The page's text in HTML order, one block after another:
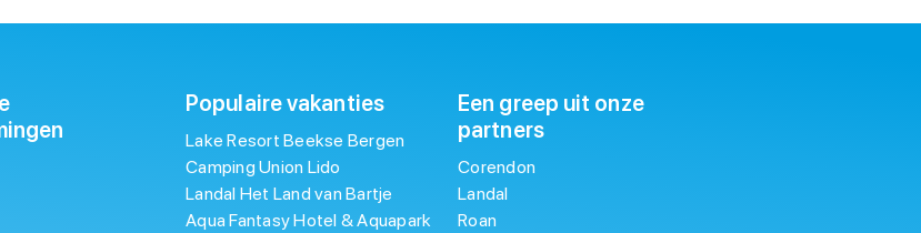
Populaire vakanties
Lake Resort Beekse Bergen
Camping Union Lido
Landal Het Land van Bartje
Aqua Fantasy Hotel & Aquapark
Een greep uit onze
partners
Corendon
Landal
Roan